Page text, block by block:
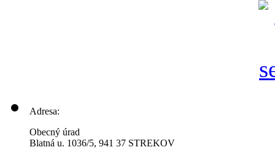
Adresa:
Obecný úrad
Blatná u. 1036/5, 941 37 STREKOV